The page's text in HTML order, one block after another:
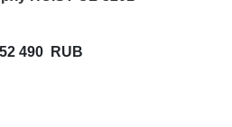
490 RUB